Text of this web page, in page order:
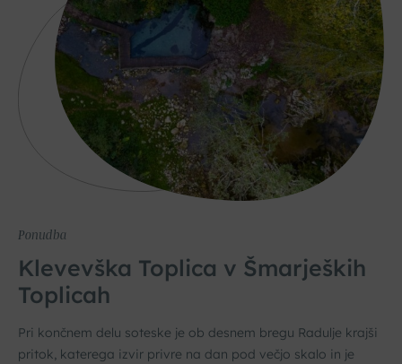
Ponudba
Klevevška Toplica v Šmarjeških
Toplicah
Pri končnem delu soteske je ob desnem bregu Radulje krajši
pritok, katerega izvir privre na dan pod večjo skalo in je